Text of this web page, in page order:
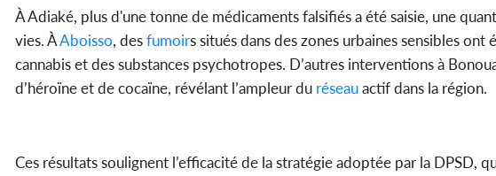
À Adiaké, plus d'une tonne de médicaments falsifiés a été saisie, une
vies. ÀAboisso, desfumoirs situés dans des zones urbaines sensibles
cannabis et des substances psychotropes. D’autres interventions à
d’héroïne et de cocaïne, révélant l’ampleur du réseauactif dans la région.
Ces résultats soulignent l’efficacité de la stratégie adoptée par la DPSD,